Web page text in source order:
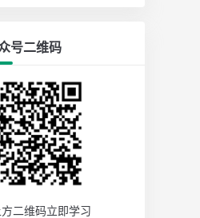
号二维码
二维码立即学习